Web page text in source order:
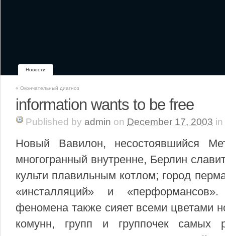
Новости
« Окончательный диагноз
information wants to be free
Published by admin on December 17, 2003 in
Новый Вавилон, несостоявшийся
многогранный внутренне, Берлин
культи плавильным котлом; город
«инсталляций» и
феномена также сияет всеми цветами
комунн, групп и группочек самых